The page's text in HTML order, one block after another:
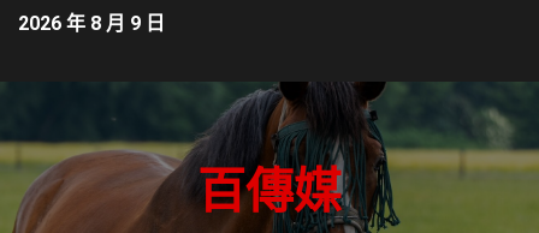
2026 年 8 月 9 日
百傳媒